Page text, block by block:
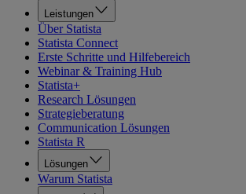
Leistungen
Über Statista
Statista Connect
Erste Schritte und Hilfebereich
Webinar & Training Hub
Statista+
Research Lösungen
Strategieberatung
Communication Lösungen
Statista R
Lösungen
Warum Statista